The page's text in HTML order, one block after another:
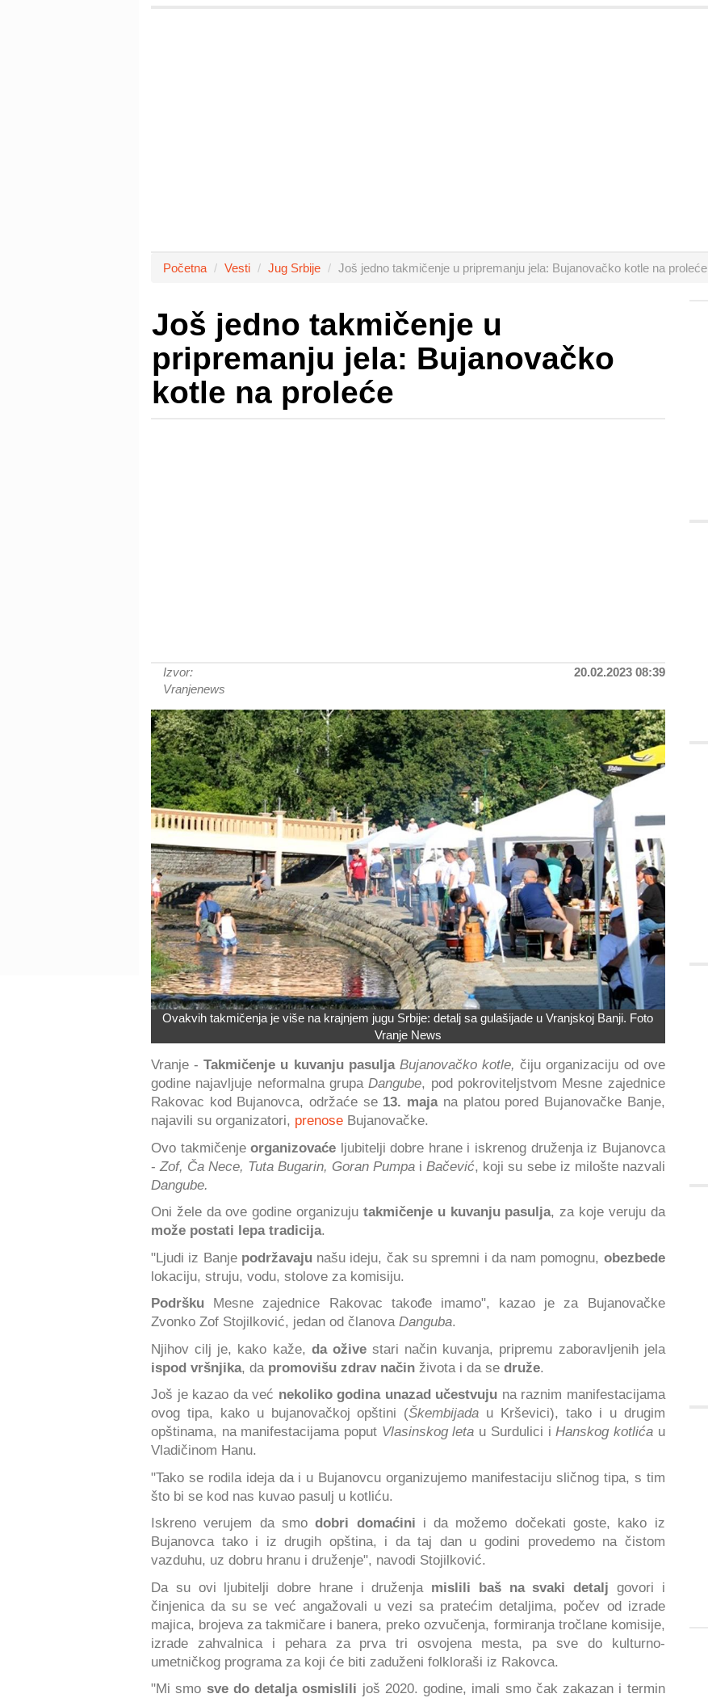
Početna Vesti Jug Srbije Još jedno takmičenje u pripremanju jela: Bujanovačko kotle na proleće
Još jedno takmičenje u
pripremanju jela: Bujanovačko
kotle na proleće
Izvor:
Vranjenews
20.02.2023 08:39
Ovakvih takmičenja je više na krajnjem jugu Srbije: detalj sa gulašijade u Vranjskoj Banji. Foto
Vranje News
Vranje -Takmičenje u kuvanju pasuljaBujanovačko kotle, čiju organizaciju od ove
godine najavljuje neformalna grupa Dangube, pod pokroviteljstvom Mesne zajednice
Rakovac kod Bujanovca, održaće se 13. maja na platou pored Bujanovačke Banje,
najavili su organizatori, prenose Bujanovačke.
Ovo takmičenjeorganizovaće ljubitelji dobre hrane i iskrenog druženja iz Bujanovca
-Zof, Ča Nece, Tuta Bugarin, Goran Pumpa iBačević, koji su sebe iz milošte nazvali
Dangube.
Oni žele da ove godine organizuju takmičenje u kuvanju pasulja, za koje veruju da
može postati lepa tradicija.
"Ljudi iz Banje podržavajunašu ideju, čak su spremni i da nam pomognu, obezbede
lokaciju, struju, vodu, stolove za komisiju.
Podršku Mesne zajednice Rakovac takođe imamo", kazao je za Bujanovačke
Zvonko Zof Stojilković, jedan od članova Danguba.
Njihov cilj je, kako kaže, da oživestari način kuvanja, pripremu zaboravljenih jela
ispod vršnjika, da promovišu zdrav način života i da se druže.
Još je kazao da već nekoliko godina unazad učestvuju na raznim manifestacijama
ovog tipa, kako u bujanovačkoj opštini (Škembijada u Krševici), tako i u drugim
opštinama, na manifestacijama poput Vlasinskog leta u Surdulici iHanskog kotlića u
Vladičinom Hanu.
"Tako se rodila ideja da i u Bujanovcu organizujemo manifestaciju sličnog tipa, s tim
što bi se kod nas kuvao pasulj u kotliću.
Iskreno verujem da smodobri domaćini i da možemo dočekati goste, kako iz
Bujanovca tako i iz drugih opština, i da taj dan u godini provedemo na čistom
vazduhu, uz dobru hranu i druženje", navodi Stojilković.
Da su ovi ljubitelji dobre hrane i druženja mislili baš na svaki detalj govori i
činjenica da su se već angažovali u vezi sa pratećim detaljima, počev od izrade
majica, brojeva za takmičare i banera, preko ozvučenja, formiranja tročlane komisije,
izrade zahvalnica i pehara za prva tri osvojena mesta, pa sve do kulturno-
umetničkog programa za koji će biti zaduženi folkloraši iz Rakovca.
"Mi smo sve do detalja osmislili još 2020. godine, imali smo čak zakazan i termin